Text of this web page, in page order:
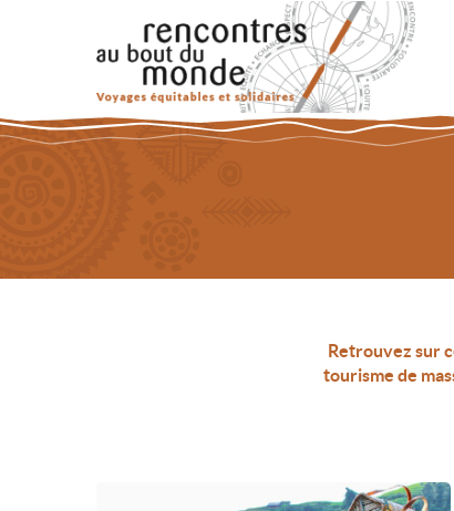
la
navigation
contenu
Retrouvez sur
tourisme de